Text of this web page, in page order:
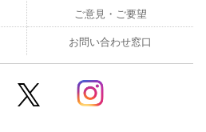
ご意見・ご要望
お問い合わせ窓口